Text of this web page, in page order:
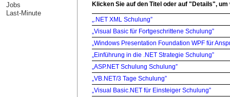
Jobs
Last-Minute
Klicken Sie auf den Titel oder auf "Details",
„.NET XML Schulung”
„Visual Basic für Fortgeschrittene Schulung”
„Windows Presentation Foundation WPF für
„Einführung in die .NET Strategie Schulung”
„ASP.NET Schulung Schulung”
„VB.NET/3 Tage Schulung”
„Visual Basic.NET für Einsteiger Schulung”